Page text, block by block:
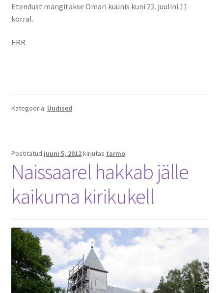
Etendust mängitakse Omari küünis kuni 22. juulini 11
korral.
ERR
Kategooria: Uudised
Postitatud juuni 5, 2012kirjutas tarmo
Naissaarel hakkab jälle
kaikuma kirikukell